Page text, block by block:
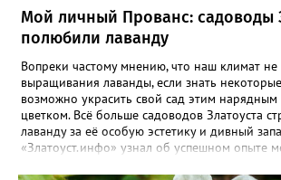
Мой личный Прованс: садоводы
полюбили лаванду
Вопреки частому мнению, что наш климат не
выращивания лаванды, если знать
возможно украсить свой сад этим
цветком. Всё больше садоводов Златоуста
лаванду за её особую эстетику и дивный
«Златоуст.инфо» узнал об успешном опыте